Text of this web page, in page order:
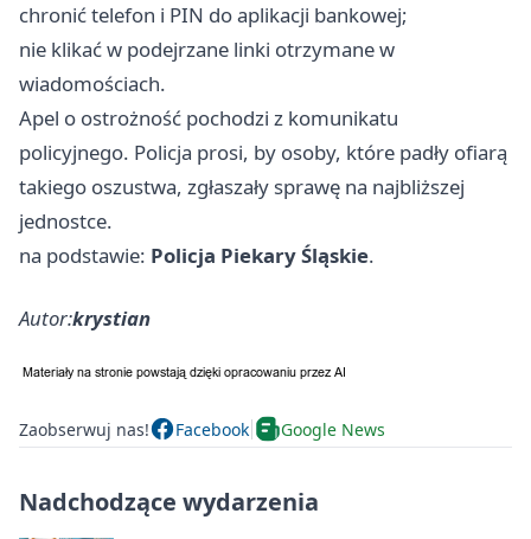
chronić telefon i PIN do aplikacji bankowej;
nie klikać w podejrzane linki otrzymane w
wiadomościach.
Apel o ostrożność pochodzi z komunikatu
policyjnego. Policja prosi, by osoby, które padły ofiarą
takiego oszustwa, zgłaszały sprawę na najbliższej
jednostce.
na podstawie: Policja Piekary Śląskie.
Autor:krystian
Zaobserwuj nas! Facebook Google News
Nadchodzące wydarzenia